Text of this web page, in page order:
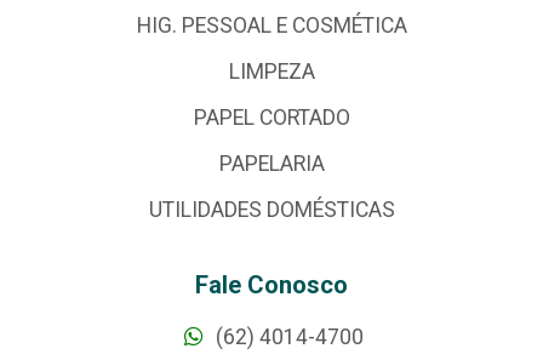
HIG. PESSOAL E COSMÉTICA
LIMPEZA
PAPEL CORTADO
PAPELARIA
UTILIDADES DOMÉSTICAS
Fale Conosco
(62) 4014-4700